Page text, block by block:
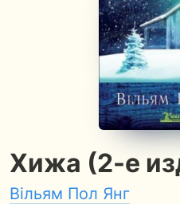
Хижа (2-е
Вільям Пол Янг